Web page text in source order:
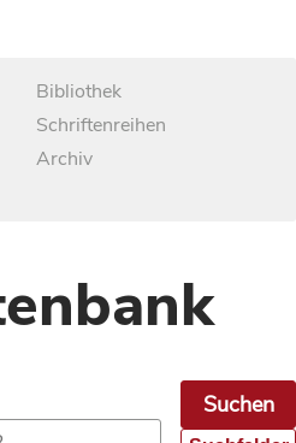
Bibliothek
Schriftenreihen
Archiv